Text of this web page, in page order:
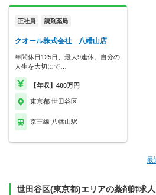
正社員 調剤薬局
クオール株式会社 八幡山店
年間休日125日、最大9連休。自分の
人生を大切にで…
【年収】400万円
東京都 世田谷区
京王線 八幡山駅
最
世田谷区(東京都)エリアの薬剤師求人